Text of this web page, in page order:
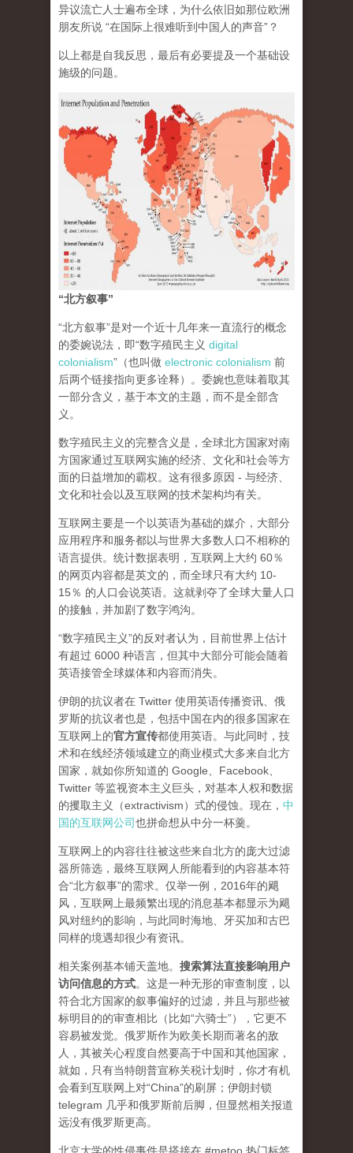
异议流亡人士遍布全球，为什么依旧如那位欧洲
朋友所说 “在国际上很难听到中国人的声音”？
以上都是自我反思，最后有必要提及一个基础设
施级的问题。
“北方叙事”
“北方叙事”是对一个近十几年来一直流行的概念
的委婉说法，即“数字殖民主义 digital
colonialism”（也叫做 electronic colonialism 前
后两个链接指向更多诠释）。委婉也意味着取其
一部分含义，基于本文的主题，而不是全部含
义。
数字殖民主义的完整含义是，全球北方国家对南
方国家通过互联网实施的经济、文化和社会等方
面的日益增加的霸权。这有很多原因 - 与经济、
文化和社会以及互联网的技术架构均有关。
互联网主要是一个以英语为基础的媒介，大部分
应用程序和服务都以与世界大多数人口不相称的
语言提供。统计数据表明，互联网上大约 60％
的网页内容都是英文的，而全球只有大约 10-
15％ 的人口会说英语。这就剥夺了全球大量人口
的接触，并加剧了数字鸿沟。
“数字殖民主义”的反对者认为，目前世界上估计
有超过 6000 种语言，但其中大部分可能会随着
英语接管全球媒体和内容而消失。
伊朗的抗议者在 Twitter 使用英语传播资讯、俄
罗斯的抗议者也是，包括中国在内的很多国家在
互联网上的官方宣传都使用英语。与此同时，技
术和在线经济领域建立的商业模式大多来自北方
国家，就如你所知道的 Google、Facebook、
Twitter 等监视资本主义巨头，对基本人权和数据
的攫取主义（extractivism）式的侵蚀。现在， 中
国的互联网公司也拼命想从中分一杯羹。
互联网上的内容往往被这些来自北方的庞大过滤
器所筛选，最终互联网人所能看到的内容基本符
合“北方叙事”的需求。仅举一例，2016年的飓
风，互联网上最频繁出现的消息基本都显示为飓
风对纽约的影响，与此同时海地、牙买加和古巴
同样的境遇却很少有资讯。
相关案例基本铺天盖地。 搜索算法直接影响用户
访问信息的方式。 这是一种无形的审查制度，以
符合北方国家的叙事偏好的过滤，并且与那些被
标明目的的审查相比（比如“六骑士”），它更不
容易被发觉。俄罗斯作为欧美长期而著名的敌
人，其被关心程度自然要高于中国和其他国家，
就如，只有当特朗普宣称关税计划时，你才有机
会看到互联网上对“China”的刷屏；伊朗封锁
telegram 几乎和俄罗斯前后脚，但显然相关报道
远没有俄罗斯更高。